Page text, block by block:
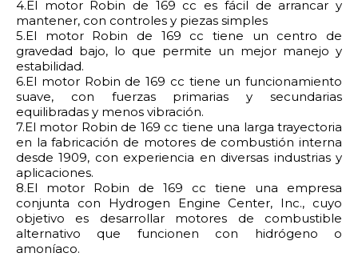
4.El motor Robin de 169 cc es fácil de arrancar y
mantener, con controles y piezas simples
5.El motor Robin de 169 cc tiene un centro de
gravedad bajo, lo que permite un mejor manejo y
estabilidad.
6.El motor Robin de 169 cc tiene un funcionamiento
suave, con fuerzas primarias y secundarias
equilibradas y menos vibración.
7.El motor Robin de 169 cc tiene una larga trayectoria
en la fabricación de motores de combustión interna
desde 1909, con experiencia en diversas industrias y
aplicaciones.
8.El motor Robin de 169 cc tiene una empresa
conjunta con Hydrogen Engine Center, Inc., cuyo
objetivo es desarrollar motores de combustible
alternativo que funcionen con hidrógeno o
amoníaco.